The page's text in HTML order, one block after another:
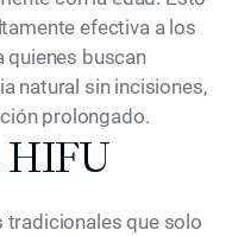
efectiva a los
quienes buscan
natural sin incisiones,
prolongado.
HIFU
que solo